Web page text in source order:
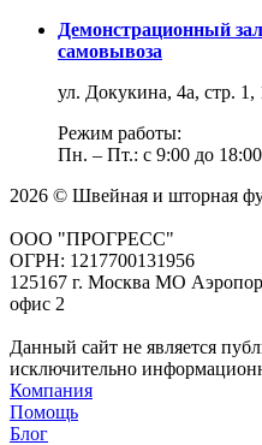
Демонстрационный
самовывоза
ул. Докукина, 4а, стр.
Режим работы:
Пн. – Пт.: с 9:00 до 18:00
2026 © Швейная и шторная
ООО "ПРОГРЕСС"
ОГРН: 1217700131956
125167 г. Москва МО
офис 2
Данный сайт не является
исключительно
Компания
Помощь
Блог